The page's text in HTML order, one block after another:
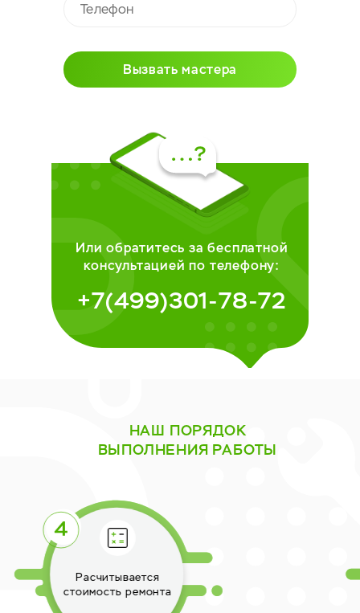
Вызвать мастера
Или обратитесь за бесплатной
консультацией по телефону:
+7(499)301-78-72
НАШ ПОРЯДОК
ВЫПОЛНЕНИЯ РАБОТЫ
Выполняется ремонт
техники